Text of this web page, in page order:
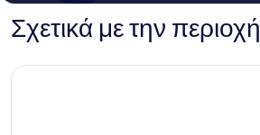
Σχετικά με την περιοχή